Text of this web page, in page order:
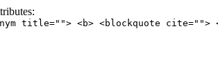
title=""> <b> <blockquote cite="">